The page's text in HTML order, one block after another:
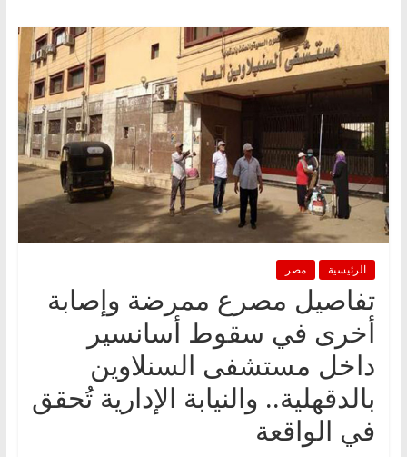
الرئيسية مصر
تفاصيل مصرع ممرضة وإصابة
أخرى في سقوط أسانسير
داخل مستشفى السنلاوين
بالدقهلية.. والنيابة الإدارية تُحقق
في الواقعة